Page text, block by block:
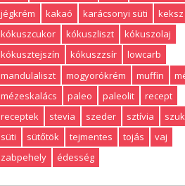
jégkrém
kakaó karácsonyi süti
keksz
kókuszcukor
kókuszliszt
kókuszolaj
kókusztejszín
kókuszzsír
lowcarb
mandulaliszt
mogyorókrém muffin
mézeskalács
paleo paleolit
recept
receptek
stevia szeder sztívia
süti
sütőtök tejmentes tojás
vaj
zabpehely
édesség